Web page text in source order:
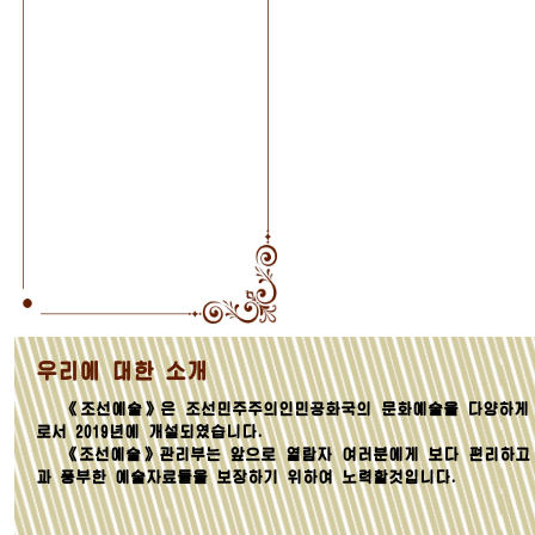
우리에 대한 소개
《조선예술》은 조선민주주의인민공화국의 문화예술을 다양하게
로서 2019년에 개설되였습니다.
《조선예술》관리부는 앞으로 열람자 여러분에게 보다 편리하고
과 풍부한 예술자료들을 보장하기 위하여 노력할것입니다.